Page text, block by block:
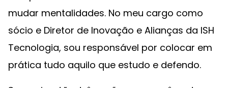
mudar mentalidades. No meu cargo como
sócio e Diretor de Inovação e Alianças da ISH
Tecnologia, sou responsável por colocar em
prática tudo aquilo que estudo e defendo.